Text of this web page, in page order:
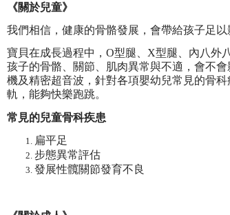
《關於兒童》
我們相信，健康的骨骼發展，會帶給孩子足以
寶貝在成長過程中，O型腿、X型腿、內八
孩子的骨骼、關節、肌肉異常與不適，會不
機及精密超音波，針對各項嬰幼兒常見的骨
軌，能夠快樂跑跳。
常見的兒童骨科疾患
扁平足
步態異常評估
發展性髖關節發育不良